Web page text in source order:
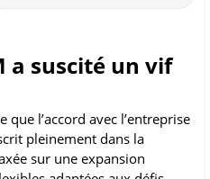
a suscité un vif
que l’accord avec l’entreprise
pleinement dans la
sur une expansion